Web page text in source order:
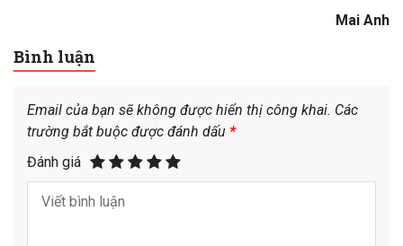
Mai Anh
Bình luận
Email của bạn sẽ không được hiển thị công khai. Các
trường bắt buộc được đánh dấu *
Đánh giá